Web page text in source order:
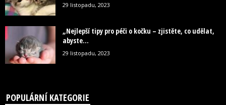
29 listopadu, 2023
„Nejlepší tipy pro péči o kočku – zjistěte, co udělat,
abyste...
29 listopadu, 2023
POPULÁRNÍ KATEGORIE